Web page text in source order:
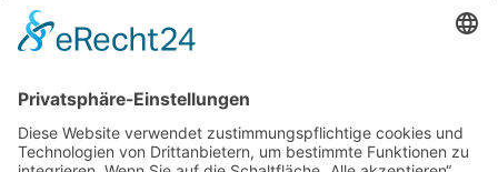
Karriere
BYTEBLOG
Downloads